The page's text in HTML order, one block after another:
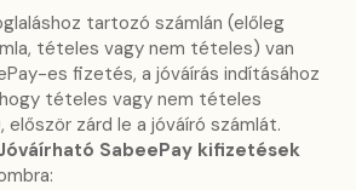
tartozó számlán (előleg
tételes vagy nem tételes) van
es fizetés, a jóváírás indításához
tételes vagy nem tételes
először zárd le a jóváíró számlát.
SabeePay kifizetések